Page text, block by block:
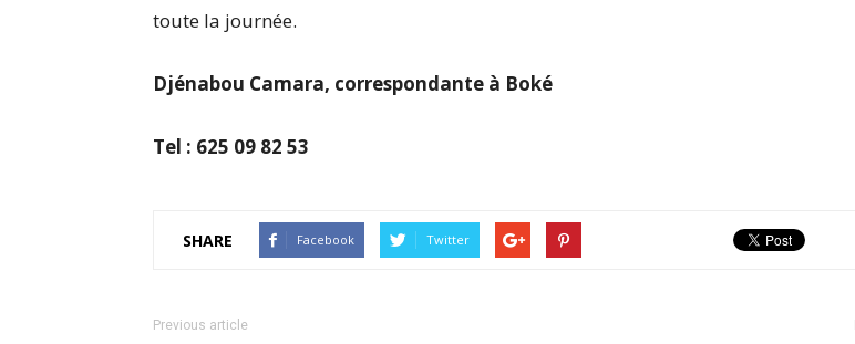
toute la journée.
Djénabou Camara, correspondante à Boké
Tel : 625 09 82 53
SHARE Facebook Twitter
Previous article